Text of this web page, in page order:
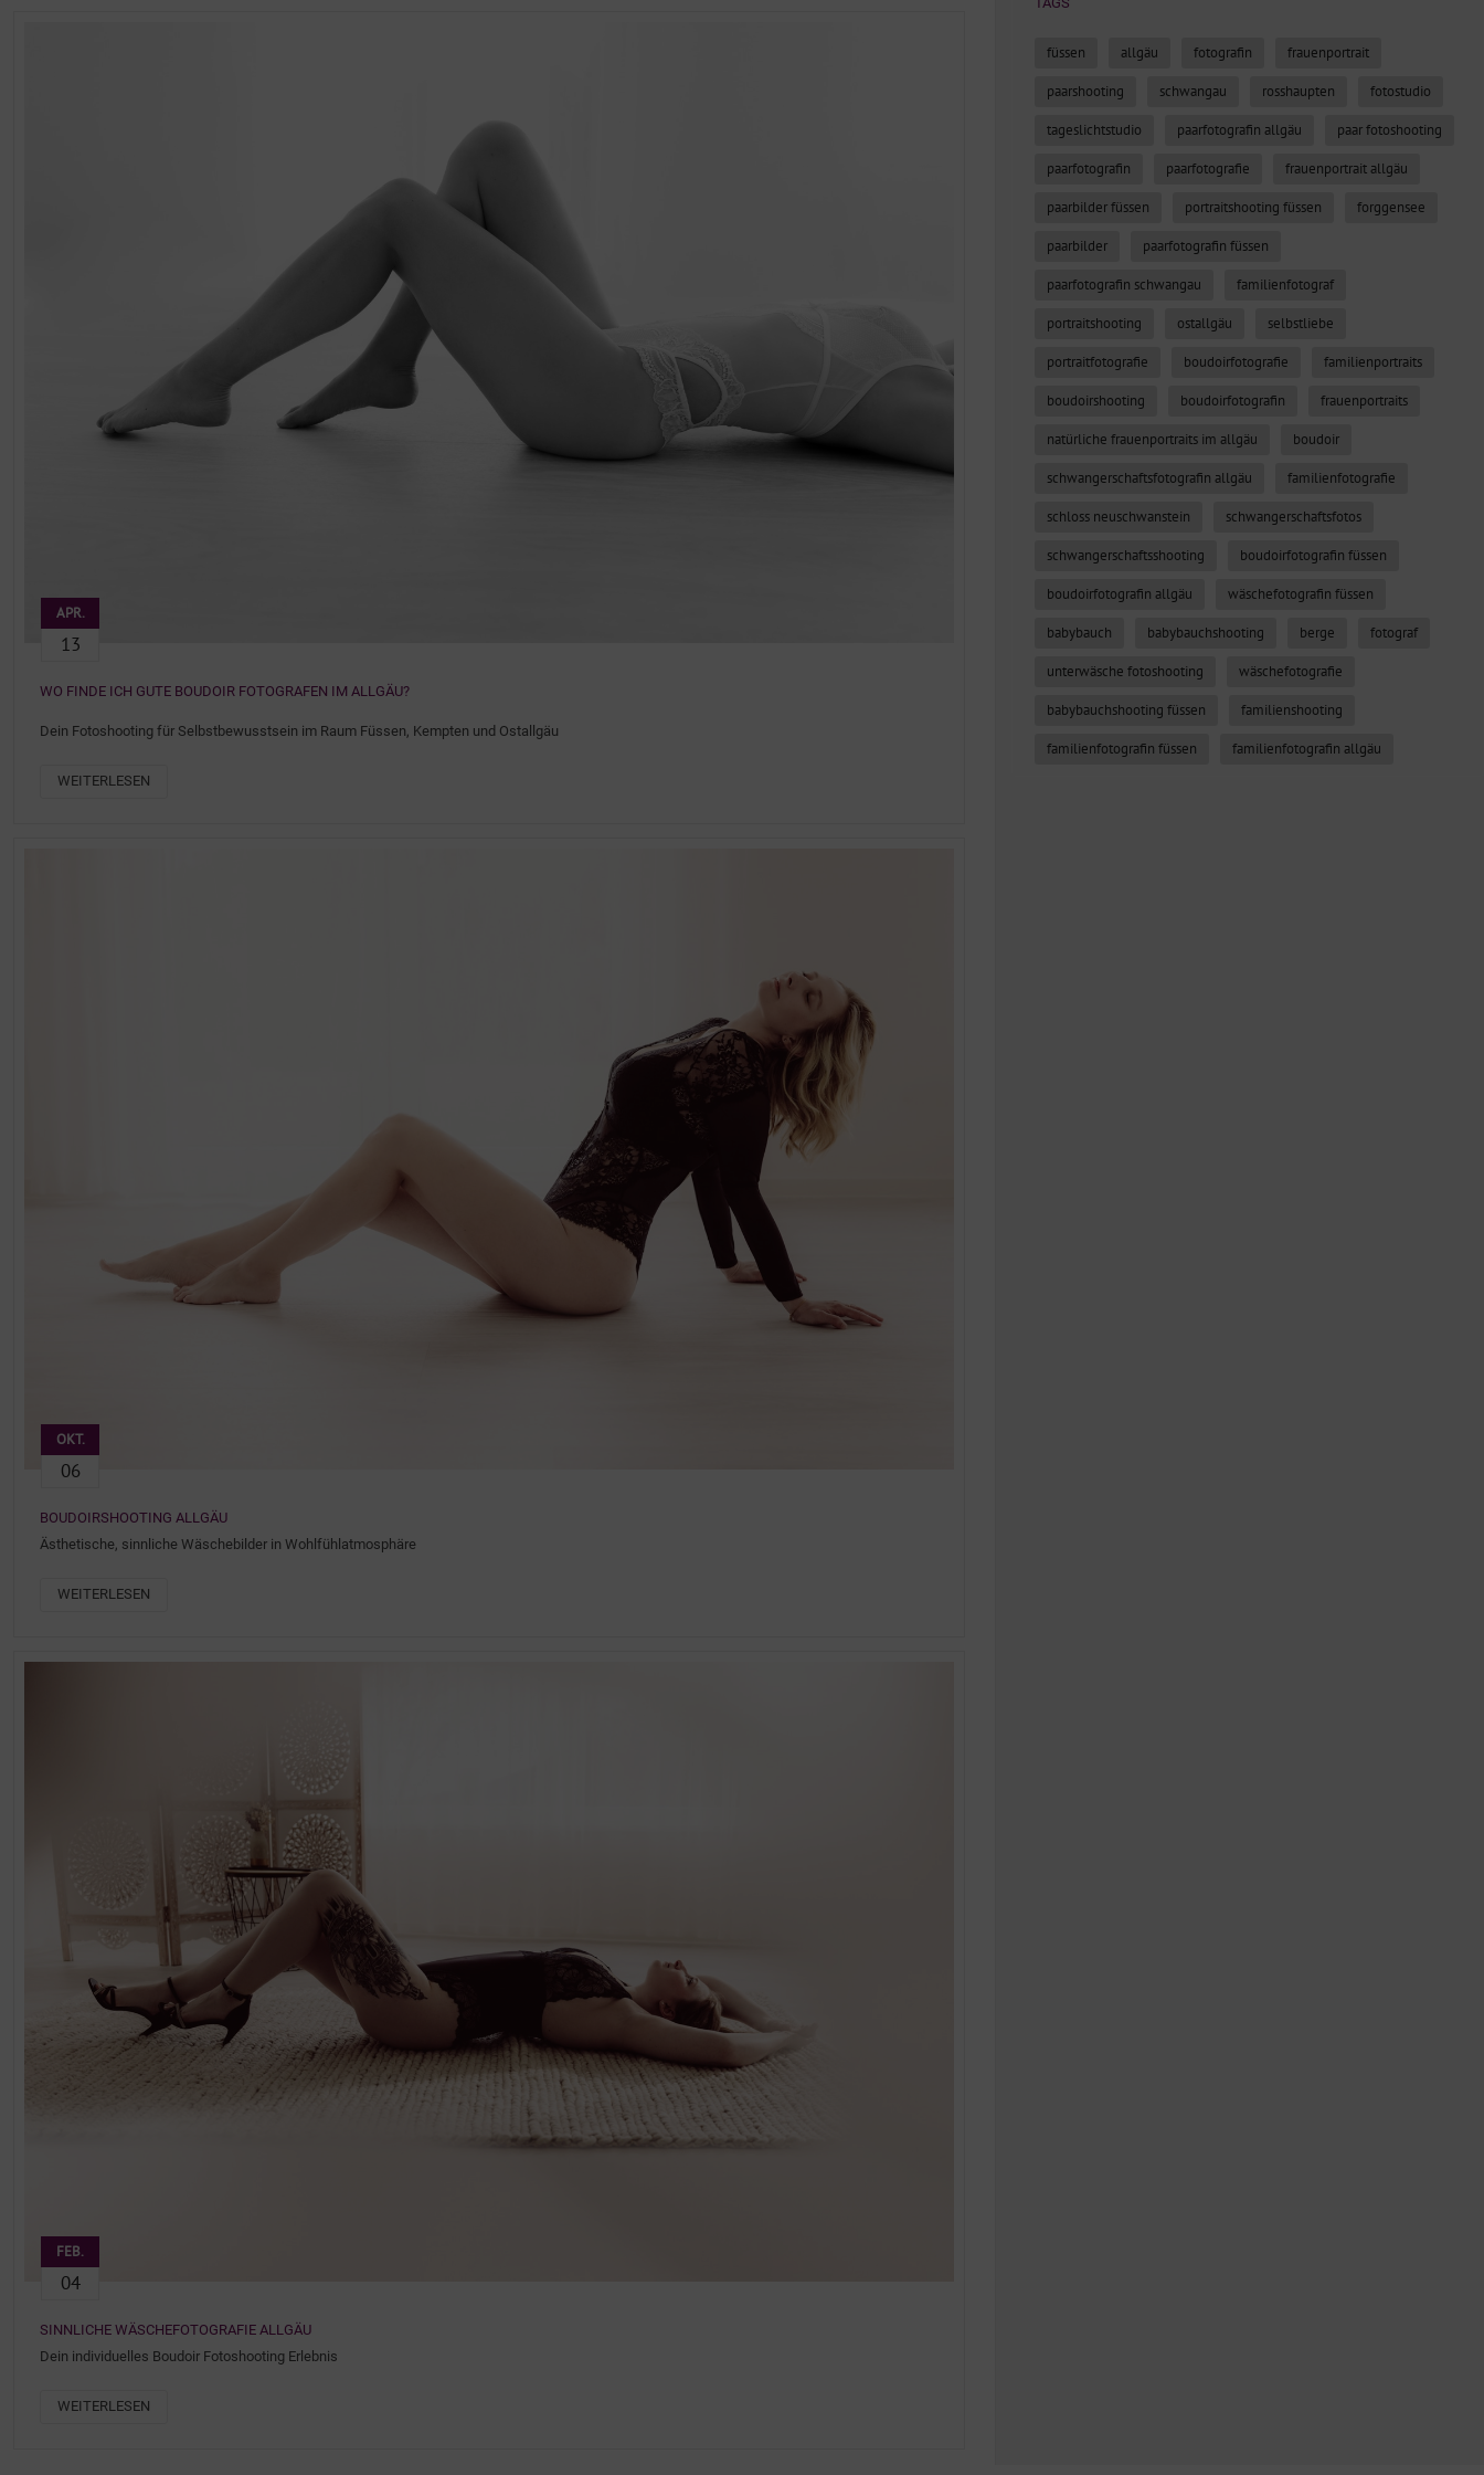
APR.
13
WO FINDE ICH GUTE BOUDOIR FOTOGRAFEN IM ALLGÄU?
Dein Fotoshooting für Selbstbewusstsein im Raum Füssen, Kempten und Ostallgäu
WEITERLESEN
OKT.
06
BOUDOIRSHOOTING ALLGÄU
Ästhetische, sinnliche Wäschebilder in Wohlfühlatmosphäre
WEITERLESEN
FEB.
04
SINNLICHE WÄSCHEFOTOGRAFIE ALLGÄU
Dein individuelles Boudoir Fotoshooting Erlebnis
WEITERLESEN
füssen allgäu fotografin frauenportrait
paarshooting schwangau rosshaupten fotostudio
tageslichtstudio paarfotografin allgäu paar fotoshooting
paarfotografin paarfotografie frauenportrait allgäu
paarbilder füssen portraitshooting füssen forggensee
paarbilder paarfotografin füssen
paarfotografin schwangau familienfotograf
portraitshooting ostallgäu selbstliebe
portraitfotografie boudoirfotografie familienportraits
boudoirshooting boudoirfotografin frauenportraits
natürliche frauenportraits im allgäu boudoir
schwangerschaftsfotografin allgäu familienfotografie
schloss neuschwanstein schwangerschaftsfotos
schwangerschaftsshooting boudoirfotografin füssen
boudoirfotografin allgäu wäschefotografin füssen
babybauch babybauchshooting berge fotograf
unterwäsche fotoshooting wäschefotografie
babybauchshooting füssen familienshooting
familienfotografin füssen familienfotografin allgäu